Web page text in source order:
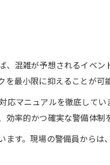
不足の実態
びの要点
ク項目とは
混雑が予想されるイベ
最小限に抑えることが可
マニュアルを徹底して
率的かつ確実な警備体制
す。現場の警備員から